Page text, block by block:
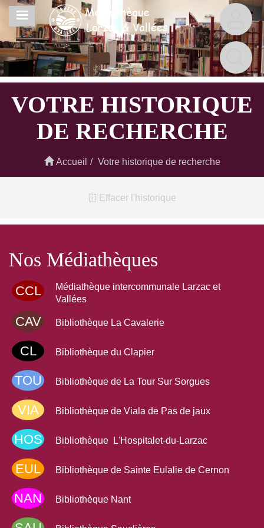
Aller
contenu
principal
MENU
VOTRE HISTORIQUE
DE RECHERCHE
Accueil Votre historique de recherche
Effacer l'historique
Nos Médiathèques
CCL
Médiathèque intercommunale Larzac et
Vallées
CAV Bibliothèque La Cavalerie
CL Bibliothèque du Clapier
TOU Bibliothèque de La Tour Sur Sorgues
VIA Bibliothèque de Viala de Pas de jaux
HOS Bibliothèque L'Hospitalet-du-Larzac
EUL Bibliothèque de Sainte Eulalie de Cernon
NAN Bibliothèque Nant